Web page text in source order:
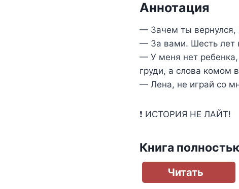
Аннотация
— Зачем ты вернулся,
— За вами. Шесть лет
— У меня нет
груди, а слова комом
— Лена, не играй со
❗ ИСТОРИЯ НЕ ЛАЙТ!
Книга
Читать